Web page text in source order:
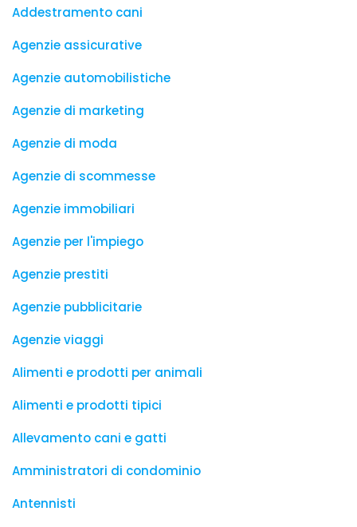
Addestramento cani
Agenzie assicurative
Agenzie automobilistiche
Agenzie di marketing
Agenzie di moda
Agenzie di scommesse
Agenzie immobiliari
Agenzie per l'impiego
Agenzie prestiti
Agenzie pubblicitarie
Agenzie viaggi
Alimenti e prodotti per animali
Alimenti e prodotti tipici
Allevamento cani e gatti
Amministratori di condominio
Antennisti